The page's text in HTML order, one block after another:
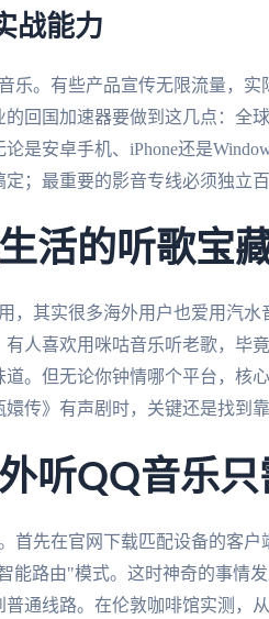
战能力
乐。有些产品宣传无限流量，
回国加速器要做到这几点：全
是安卓手机、iPhone还是
；最重要的影音专线必须独立
活的听歌宝
，其实很多海外用户也爱用汽水
人喜欢用咪咕音乐听老歌，毕
。但无论你钟情哪个平台，核
传》有声剧时，关键还是找到靠
听QQ音乐只
首先在官网下载匹配设备的客
能路由"模式。这时神奇的事情
通线路。在伦敦咖啡馆实测，